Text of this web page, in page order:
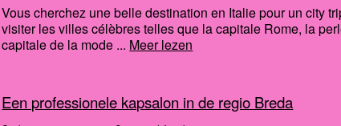
Vous cherchez une belle destination en Italie pour un city
visiter les villes célèbres telles que la capitale Rome, la
capitale de la mode ... Meer lezen
Een professionele kapsalon in de regio Breda